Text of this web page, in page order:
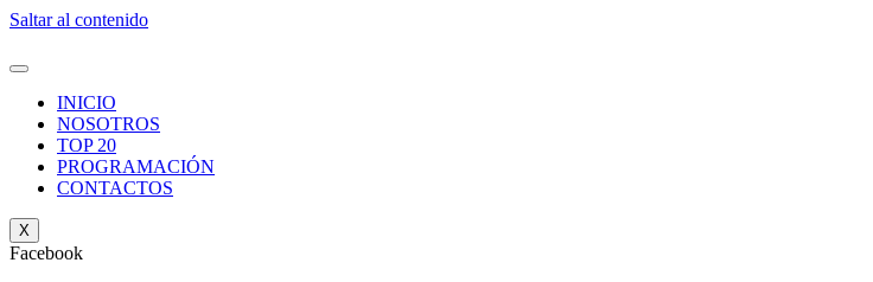
Saltar al contenido
INICIO
NOSOTROS
TOP 20
PROGRAMACIÓN
CONTACTOS
X
Facebook